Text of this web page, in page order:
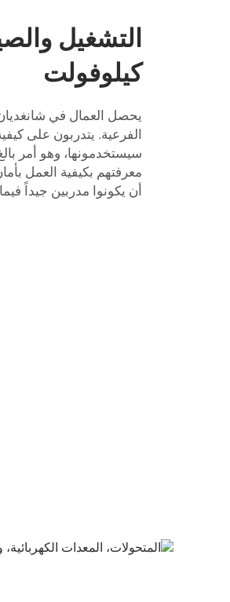
كيلوفولت
يحصل العمال في
الفرعية. يتدربون على
سيستخدمونها، وهو أمر
معرفتهم بكيفية العمل
أن يكونوا مدربين جيداً